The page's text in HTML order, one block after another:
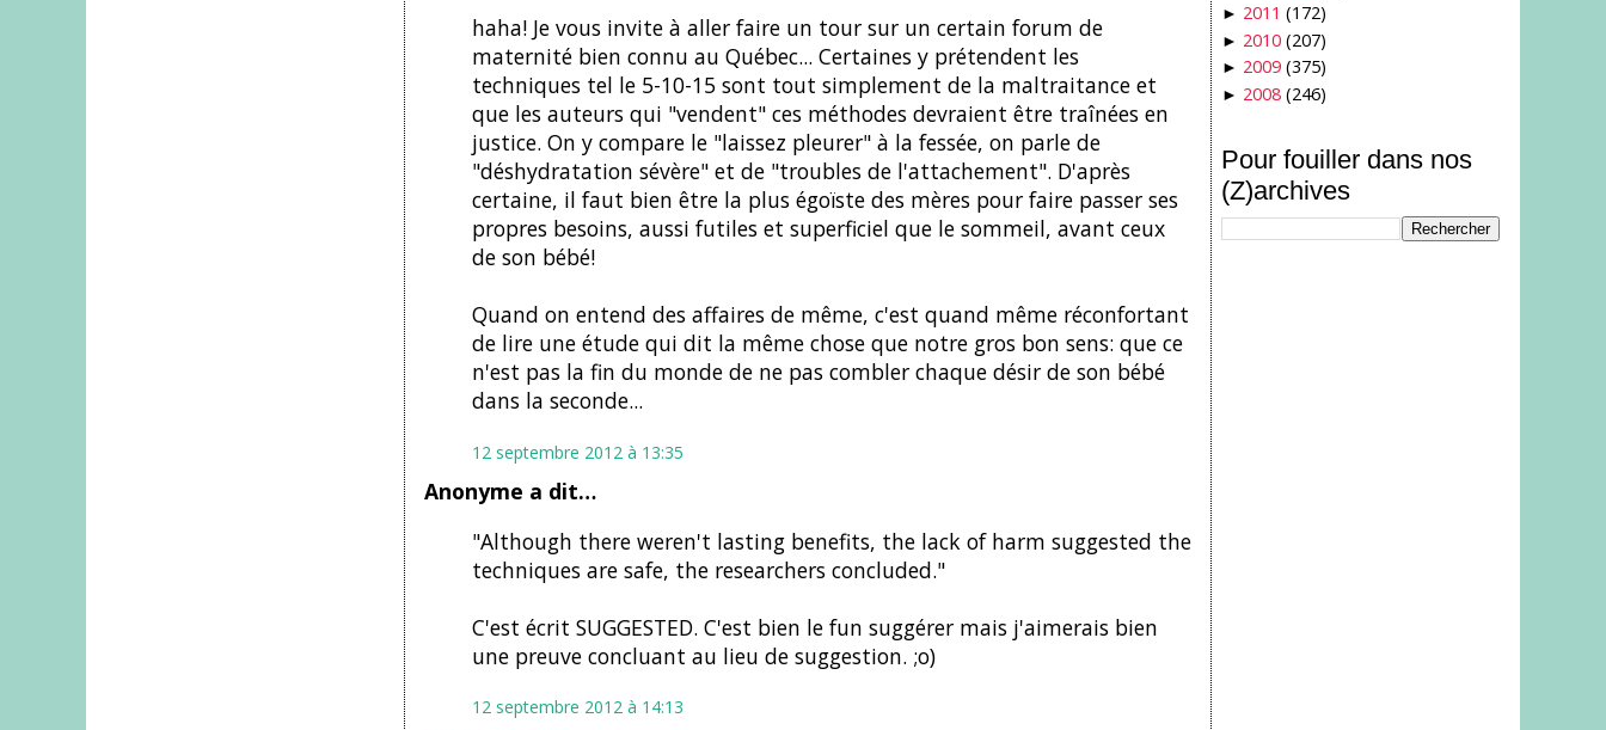
haha! Je vous invite à aller faire un tour sur un certain forum de
maternité bien connu au Québec... Certaines y prétendent les
techniques tel le 5-10-15 sont tout simplement de la maltraitance et
que les auteurs qui "vendent" ces méthodes devraient être traînées en
justice. On y compare le "laissez pleurer" à la fessée, on parle de
"déshydratation sévère" et de "troubles de l'attachement". D'après
certaine, il faut bien être la plus égoïste des mères pour faire passer ses
propres besoins, aussi futiles et superficiel que le sommeil, avant ceux
de son bébé!
Quand on entend des affaires de même, c'est quand même réconfortant
de lire une étude qui dit la même chose que notre gros bon sens: que ce
n'est pas la fin du monde de ne pas combler chaque désir de son bébé
dans la seconde...
12 septembre 2012 à 13:35
Anonyme a dit…
"Although there weren't lasting benefits, the lack of harm suggested the
techniques are safe, the researchers concluded."
C'est écrit SUGGESTED. C'est bien le fun suggérer mais j'aimerais bien
une preuve concluant au lieu de suggestion. ;o)
12 septembre 2012 à 14:13
► 2011 (172)
► 2010 (207)
► 2009 (375)
► 2008 (246)
Pour fouiller dans nos
(Z)archives